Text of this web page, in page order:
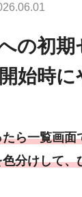
の初
始時に
ら一覧画面
分けして